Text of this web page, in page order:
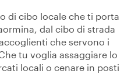
di cibo locale che ti porta
dal cibo di strada
che servono i
tu voglia assaggiare lo
locali o cenare in posti